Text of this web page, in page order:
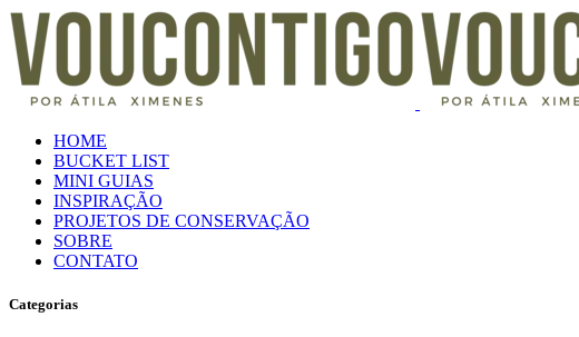
HOME
BUCKET LIST
MINI GUIAS
INSPIRAÇÃO
PROJETOS DE CONSERVAÇÃO
SOBRE
CONTATO
Categorias